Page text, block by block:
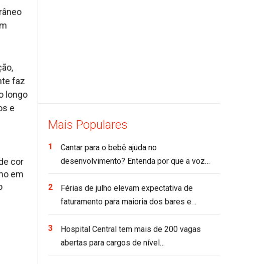
faz
longo
e
cor
em
Mais Populares
Cantar para o bebê ajuda no
desenvolvimento? Entenda por que a voz…
Férias de julho elevam expectativa de
faturamento para maioria dos bares e…
Hospital Central tem mais de 200 vagas
abertas para cargos de nível…